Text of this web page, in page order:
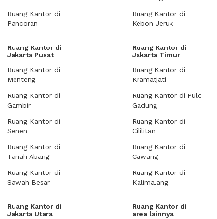
Ruang Kantor di
Pancoran
Ruang Kantor di
Kebon Jeruk
Ruang Kantor di
Jakarta Pusat
Ruang Kantor di
Menteng
Ruang Kantor di
Gambir
Ruang Kantor di
Senen
Ruang Kantor di
Tanah Abang
Ruang Kantor di
Sawah Besar
Ruang Kantor di
Jakarta Timur
Ruang Kantor di
Kramatjati
Ruang Kantor di Pulo
Gadung
Ruang Kantor di
Cililitan
Ruang Kantor di
Cawang
Ruang Kantor di
Kalimalang
Ruang Kantor di
Jakarta Utara
Ruang Kantor di
area lainnya